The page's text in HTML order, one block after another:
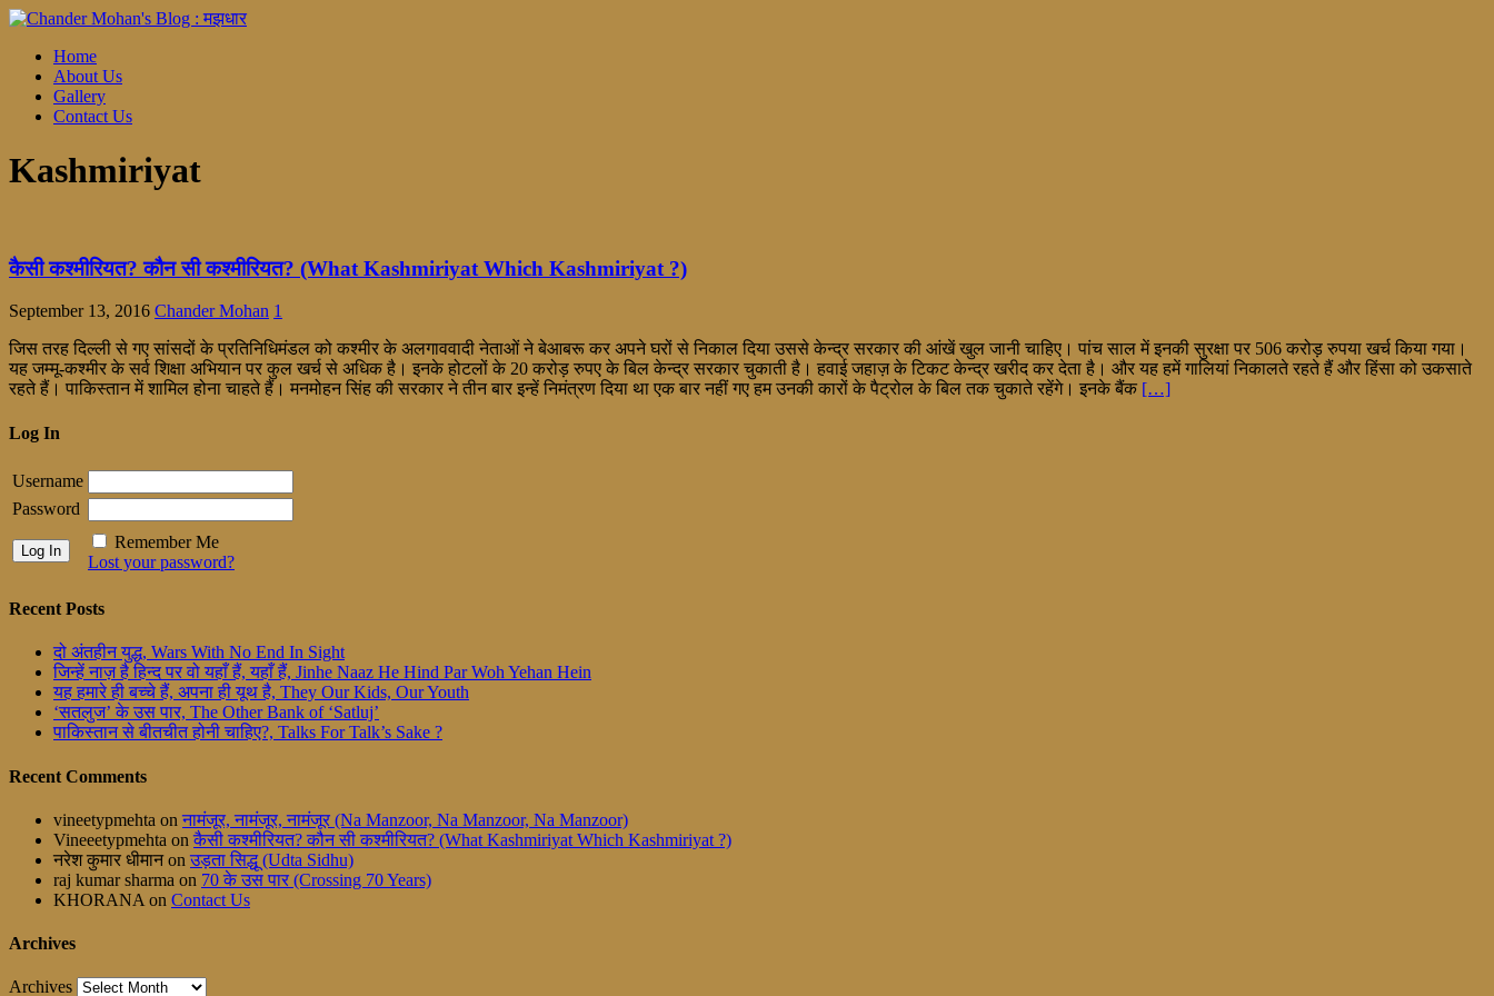
Home
About Us
Gallery
Contact Us
Kashmiriyat
कैसी कश्मीरियत? कौन सी कश्मीरियत? (What Kashmiriyat Which Kashmiriyat ?)
September 13, 2016 Chander Mohan 1
जिस तरह दिल्ली से गए सांसदों के प्रतिनिधिमंडल को कश्मीर के अलगाववादी नेताओं ने बेआबरू कर अपने घरों से निकाल दिया उससे केन्द्र सरकार की आंखें खुल जानी चाहिए। पांच साल में इनकी सुरक्षा पर 506 करोड़ रुपया खर्च किया गया।
यह जम्मू-कश्मीर के सर्व शिक्षा अभियान पर कुल खर्च से अधिक है। इनके होटलों के 20 करोड़ रुपए के बिल केन्द्र सरकार चुकाती है। हवाई जहाज़ के टिकट केन्द्र खरीद कर देता है। और यह हमें गालियां निकालते रहते हैं और हिंसा को उकसाते
रहते हैं। पाकिस्तान में शामिल होना चाहते हैं। मनमोहन सिंह की सरकार ने तीन बार इन्हें निमंत्रण दिया था एक बार नहीं गए हम उनकी कारों के पैट्रोल के बिल तक चुकाते रहेंगे। इनके बैंक […]
Log In
Username
Password
Remember Me
Lost your password?
Recent Posts
दो अंतहीन युद्ध, Wars With No End In Sight
जिन्हें नाज़ है हिन्द पर वो यहाँ हैं, यहाँ हैं, Jinhe Naaz He Hind Par Woh Yehan Hein
यह हमारे ही बच्चे हैं, अपना ही यूथ है, They Our Kids, Our Youth
‘सतलुज’ के उस पार, The Other Bank of ‘Satluj’
पाकिस्तान से बीतचीत होनी चाहिए?, Talks For Talk’s Sake ?
Recent Comments
vineetypmehta on नामंजूर, नामंजूर, नामंजूर (Na Manzoor, Na Manzoor, Na Manzoor)
Vineeetypmehta on कैसी कश्मीरियत? कौन सी कश्मीरियत? (What Kashmiriyat Which Kashmiriyat ?)
नरेश कुमार धीमानon उड़ता सिद्धू (Udta Sidhu)
raj kumar sharma on 70 के उस पार (Crossing 70 Years)
KHORANA on Contact Us
Archives
Archives